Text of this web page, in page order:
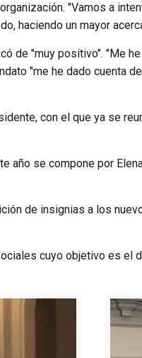
"Vamos a
haciendo un mayor
de "muy positivo". "Me
"me he dado cuenta
con el que ya se
año se compone por
de insignias a los
cuyo objetivo es